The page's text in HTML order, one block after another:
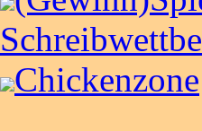
Chickenzone